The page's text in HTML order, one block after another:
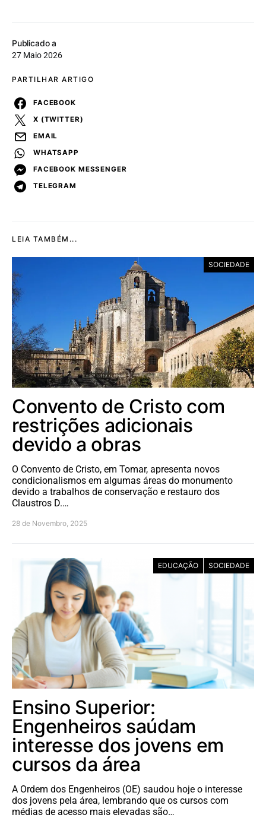
Publicado a
27 Maio 2026
PARTILHAR ARTIGO
FACEBOOK
X (TWITTER)
EMAIL
WHATSAPP
FACEBOOK MESSENGER
TELEGRAM
LEIA TAMBÉM...
SOCIEDADE
Convento de Cristo com
restrições adicionais
devido a obras
O Convento de Cristo, em Tomar, apresenta novos
condicionalismos em algumas áreas do monumento
devido a trabalhos de conservação e restauro dos
Claustros D.…
28 de Novembro, 2025
EDUCAÇÃO SOCIEDADE
Ensino Superior:
Engenheiros saúdam
interesse dos jovens em
cursos da área
A Ordem dos Engenheiros (OE) saudou hoje o interesse
dos jovens pela área, lembrando que os cursos com
médias de acesso mais elevadas são…